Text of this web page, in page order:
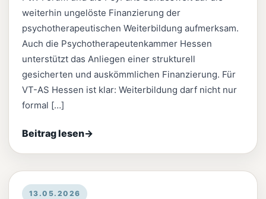
weiterhin ungelöste Finanzierung der
psychotherapeutischen Weiterbildung aufmerksam.
Auch die Psychotherapeutenkammer Hessen
unterstützt das Anliegen einer strukturell
gesicherten und auskömmlichen Finanzierung. Für
VT-AS Hessen ist klar: Weiterbildung darf nicht nur
formal […]
Beitrag lesen→
13.05.2026